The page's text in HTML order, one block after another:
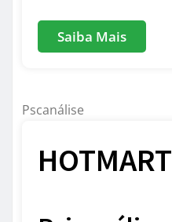
Saiba Mais
Pscanálise
HOTMART